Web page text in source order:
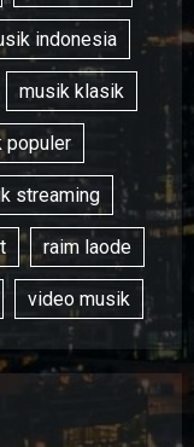
indonesia
musik klasik
populer
streaming
raim laode
video musik